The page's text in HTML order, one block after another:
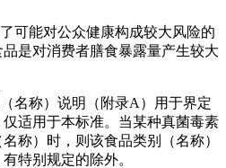
可能对公众健康构成较大风险的
是对消费者膳食暴露量产生较大
名称）说明（附录A）用于界定
适用于本标准。当某种真菌毒素
称）时，则该食品类别（名称）
特别规定的除外。